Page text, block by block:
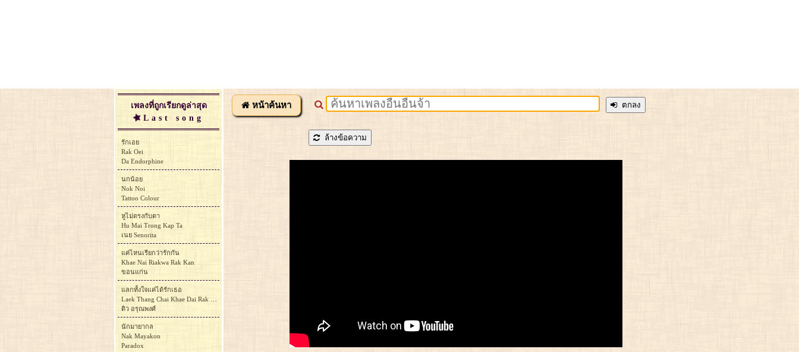
หน้าค้นหา ตกลง
ล้างข้อความ
เพลงที่ถูกเรียกดูล่าสุด
Last song
รักเอย
Rak Oei
Da Endorphine
นกน้อย
Nok Noi
Tattoo Colour
หูไม่ตรงกับตา
Hu Mai Trong Kap Ta
เนย Senorita
แค่ไหนเรียกว่ารักกัน
Khae Nai Riakwa Rak Kan
ขอนแก่น
แลกทั้งใจแค่ได้รักเธอ
Laek Thang Chai Khae Dai Rak Thoe
ดิว อรุณพงศ์
นักมายากล
Nak Mayakon
Paradox